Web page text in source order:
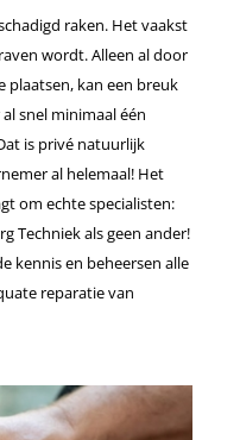
raken. Het vaakst
wordt. Alleen al door
plaatsen, kan een breuk
snel minimaal één
is privé natuurlijk
al helemaal! Het
om echte specialisten:
Techniek als geen ander!
kennis en beheersen alle
reparatie van